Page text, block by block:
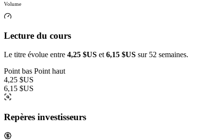
Volume
Lecture du cours
Le titre évolue entre 4,25 $US et 6,15 $US sur 52 semaines.
Point bas Point haut
4,25 $US
6,15 $US
Repères investisseurs